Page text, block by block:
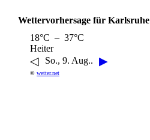
Wettervorhersage für Karlsruhe
18°C – 37°C
Heiter
◁ So., 9. Aug.. ▶
© wetter.net